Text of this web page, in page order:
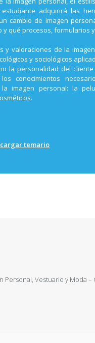
adquirirá las
cambio de imagen
qué procesos, formularios
y valoraciones de la
y sociológicos
la personalidad del
conocimientos
imagen personal: la
temario
Vestuario y Moda –